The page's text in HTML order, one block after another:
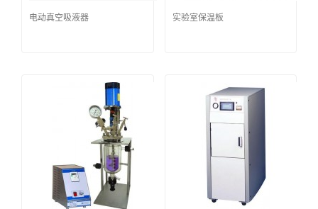
电动真空吸液器 实验室保温板